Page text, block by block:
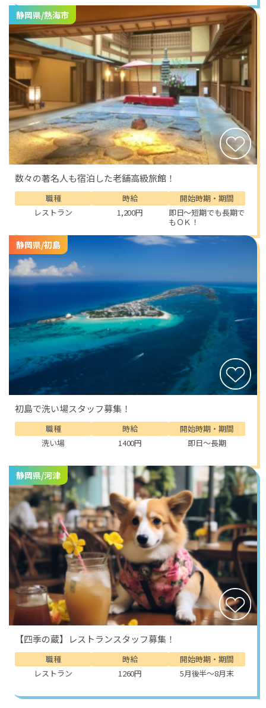
静岡県/熱海市
数々の著名人も宿泊した老舗高級旅館！
職種
レストラン
時給
1,200円
開始時期・期間
即日～短期でも長期で
もＯＫ！
静岡県/初島
初島で洗い場スタッフ募集！
職種
洗い場
時給
1400円
開始時期・期間
即日～長期
静岡県/河津
【四季の蔵】レストランスタッフ募集！
職種
レストラン
時給
1260円
開始時期・期間
5月後半～8月末